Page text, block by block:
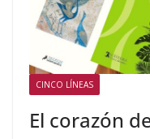
CINCO LÍNEAS
El corazón